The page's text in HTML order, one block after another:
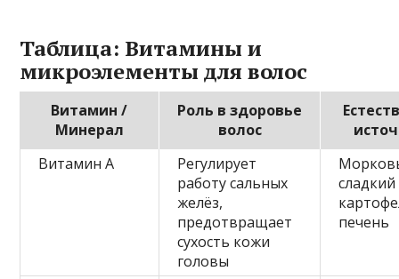
Таблица: Витамины и
микроэлементы для волос
Витамин /
Минерал
Роль в здоровье
волос
Витамин A
Регулирует
работу сальных
желёз,
предотвращает
сухость кожи
головы
сладкий
печень